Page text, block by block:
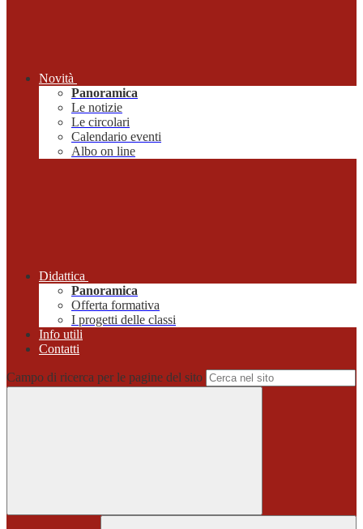
Novità
Panoramica
Le notizie
Le circolari
Calendario eventi
Albo on line
Didattica
Panoramica
Offerta formativa
I progetti delle classi
Info utili
Contatti
Campo di ricerca per le pagine del sito